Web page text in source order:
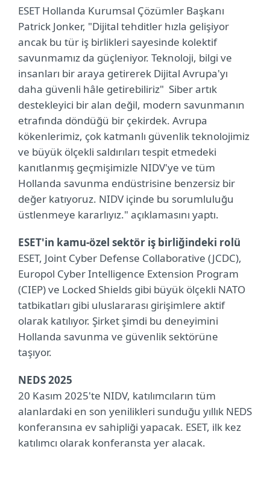
ESET Hollanda Kurumsal Çözümler Başkanı
Patrick Jonker, "Dijital tehditler hızla gelişiyor
ancak bu tür iş birlikleri sayesinde kolektif
savunmamız da güçleniyor. Teknoloji, bilgi ve
insanları bir araya getirerek Dijital Avrupa'yı
daha güvenli hâle getirebiliriz" Siber artık
destekleyici bir alan değil, modern savunmanın
etrafında döndüğü bir çekirdek. Avrupa
kökenlerimiz, çok katmanlı güvenlik teknolojimiz
ve büyük ölçekli saldırıları tespit etmedeki
kanıtlanmış geçmişimizle NIDV'ye ve tüm
Hollanda savunma endüstrisine benzersiz bir
değer katıyoruz. NIDV içinde bu sorumluluğu
üstlenmeye kararlıyız." açıklamasını yaptı.
ESET'in kamu-özel sektör iş birliğindeki rolü
ESET, Joint Cyber Defense Collaborative (JCDC),
Europol Cyber Intelligence Extension Program
(CIEP) ve Locked Shields gibi büyük ölçekli NATO
tatbikatları gibi uluslararası girişimlere aktif
olarak katılıyor. Şirket şimdi bu deneyimini
Hollanda savunma ve güvenlik sektörüne
taşıyor.
NEDS 2025
20 Kasım 2025'te NIDV, katılımcıların tüm
alanlardaki en son yenilikleri sunduğu yıllık NEDS
konferansına ev sahipliği yapacak. ESET, ilk kez
katılımcı olarak konferansta yer alacak.